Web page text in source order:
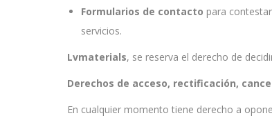
Formularios de contacto para
servicios.
Lvmaterials, se reserva el derecho de
Derechos de acceso, rectificación,
En cualquier momento tiene derecho a